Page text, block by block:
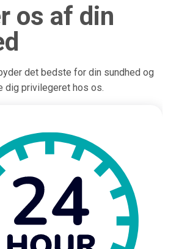
os af din
det bedste for din sundhed og
dig privilegeret hos os.